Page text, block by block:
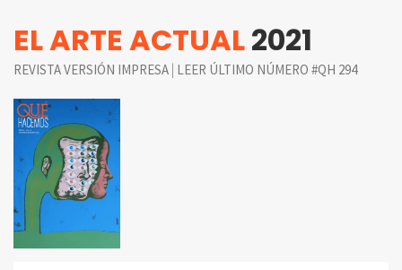
EL ARTE ACTUAL2021
REVISTA VERSIÓN IMPRESA | LEER ÚLTIMO NÚMERO #QH 294